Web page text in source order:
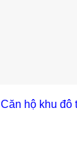
Căn hộ khu đô